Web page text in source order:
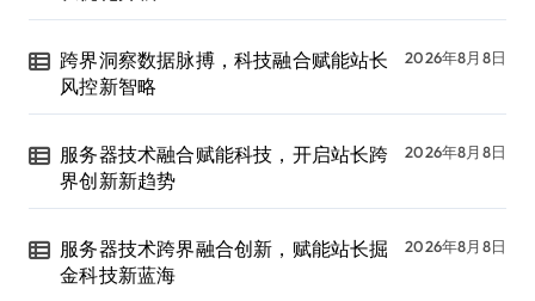
跨界洞察数据脉搏，科技融合赋能站长
风控新智略
2026年8月8日
服务器技术融合赋能科技，开启站长跨
界创新新趋势
2026年8月8日
服务器技术跨界融合创新，赋能站长掘
金科技新蓝海
2026年8月8日